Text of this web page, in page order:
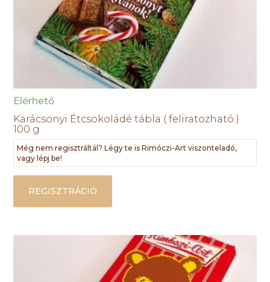
Elérhető
Karácsonyi Étcsokoládé tábla ( feliratozható )
100 g
Még nem regisztráltál? Légy te is Rimóczi-Art viszonteladó,
vagy lépj be!
REGISZTRÁCIÓ